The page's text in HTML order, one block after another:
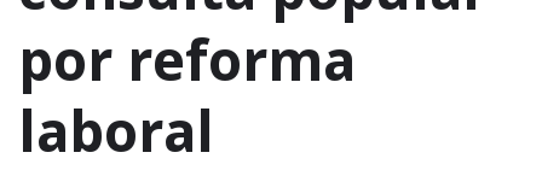
por reforma
laboral